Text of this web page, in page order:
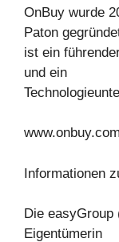
OnBuy wurde
Paton
ist ein
und ein
www.onbuy.com
Informationen
Die
Eigentümerin